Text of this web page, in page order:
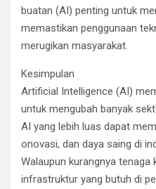
buatan (AI) penting untuk
memastikan penggunaan
merugikan masyarakat.
Kesimpulan
Artificial Intelligence (AI)
untuk mengubah banyak
AI yang lebih luas dapat
onovasi, dan daya saing di
Walaupun kurangnya tenaga
infrastruktur yang butuh di